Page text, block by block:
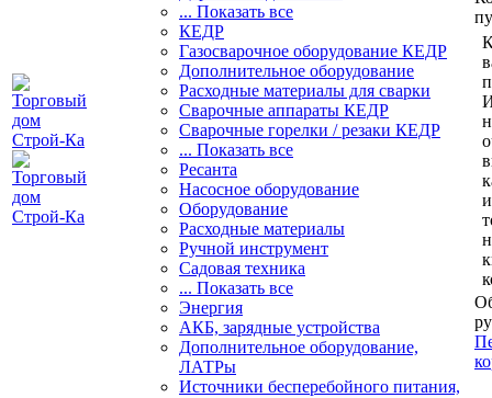
... Показать все
КЕДР
Газосварочное оборудование КЕДР
Дополнительное оборудование
Расходные материалы для сварки
Сварочные аппараты КЕДР
Сварочные горелки / резаки КЕДР
... Показать все
Ресанта
Насосное оборудование
Оборудование
Расходные материалы
Ручной инструмент
Садовая техника
... Показать все
Энергия
АКБ, зарядные устройства
Дополнительное оборудование,
ЛАТРы
Источники бесперебойного питания,